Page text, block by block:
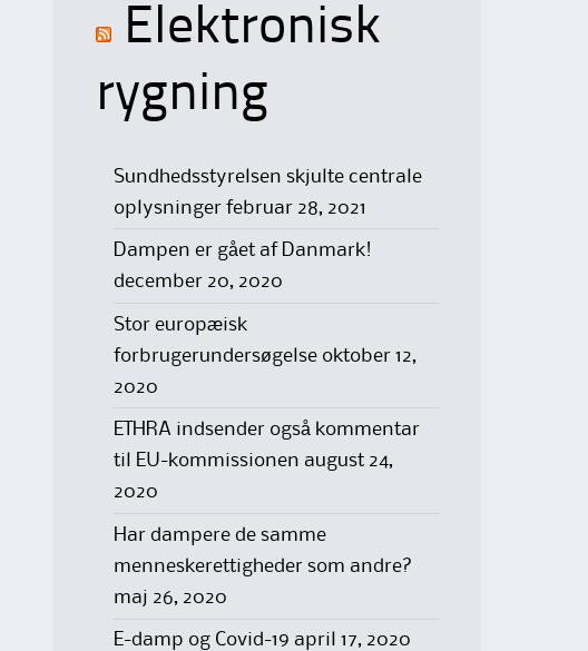
Elektronisk
rygning
Sundhedsstyrelsen skjulte centrale
oplysninger februar 28, 2021
Dampen er gået af Danmark!
december 20, 2020
Stor europæisk
forbrugerundersøgelse oktober 12,
2020
ETHRA indsender også kommentar
til EU-kommissionen august 24,
2020
Har dampere de samme
menneskerettigheder som andre?
maj 26, 2020
E-damp og Covid-19 april 17, 2020